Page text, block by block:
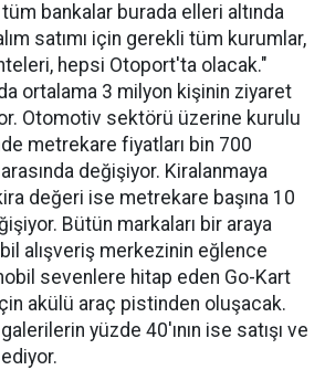
bankalar burada elleri altında
satımı için gerekli tüm kurumlar,
hepsi Otoport'ta olacak."
ortalama 3 milyon kişinin ziyaret
Otomotiv sektörü üzerine kurulu
metrekare fiyatları bin 700
değişiyor. Kiralanmaya
değeri ise metrekare başına 10
Bütün markaları bir araya
alışveriş merkezinin eğlence
sevenlere hitap eden Go-Kart
akülü araç pistinden oluşacak.
yüzde 40'ının ise satışı ve